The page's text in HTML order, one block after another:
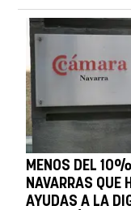
MENOS DEL
NAVARRAS QUE
AYUDAS A LA